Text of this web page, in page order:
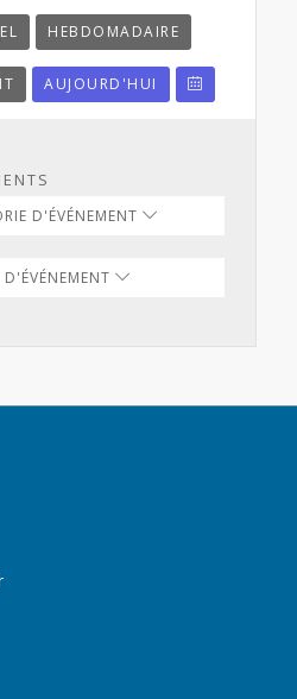
HEBDOMADAIRE
AUJOURD'HUI
D'ÉVÉNEMENT
D'ÉVÉNEMENT